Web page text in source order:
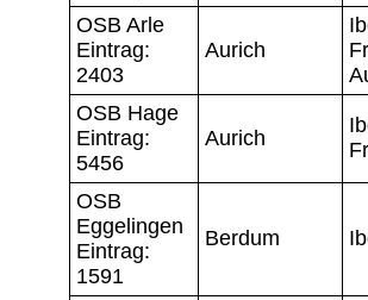
OSB Arle
Eintrag:
2403
Aurich
OSB Hage
Eintrag:
5456
Aurich
OSB
Eggelingen
Eintrag:
1591
Berdum